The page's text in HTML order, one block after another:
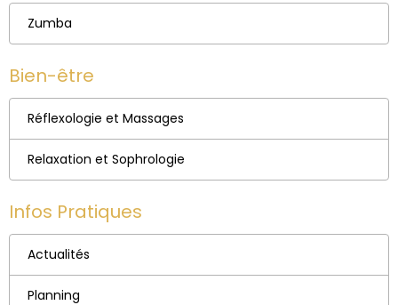
Zumba
Bien-être
Réflexologie et Massages
Relaxation et Sophrologie
Infos Pratiques
Actualités
Planning